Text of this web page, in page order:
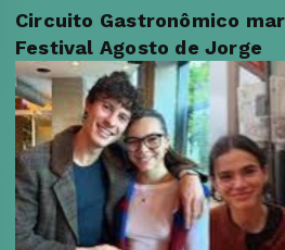
Circuito Gastronômico
Festival Agosto de Jorge